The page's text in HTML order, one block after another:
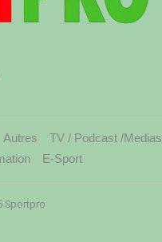
Autres
TV / Podcast /Medias
E-Sport
Sportpro